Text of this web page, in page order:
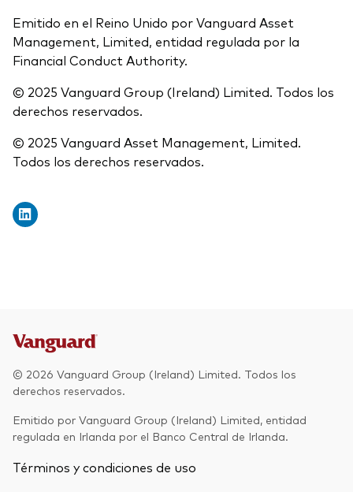
Emitido en el Reino Unido por Vanguard Asset
Management, Limited, entidad regulada por la
Financial Conduct Authority.
© 2025 Vanguard Group (Ireland) Limited. Todos los
derechos reservados.
© 2025 Vanguard Asset Management, Limited.
Todos los derechos reservados.
© 2026 Vanguard Group (Ireland) Limited. Todos los
derechos reservados.
Emitido por Vanguard Group (Ireland) Limited, entidad
regulada en Irlanda por el Banco Central de Irlanda.
Términos y condiciones de uso